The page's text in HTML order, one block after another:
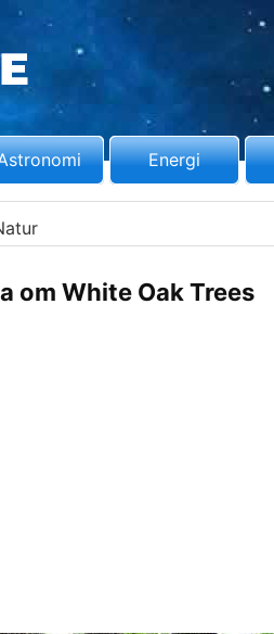
Energi
om White Oak Trees